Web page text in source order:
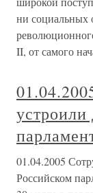
ни социальных
II, от самого
устроили
01.04.2005
Российском